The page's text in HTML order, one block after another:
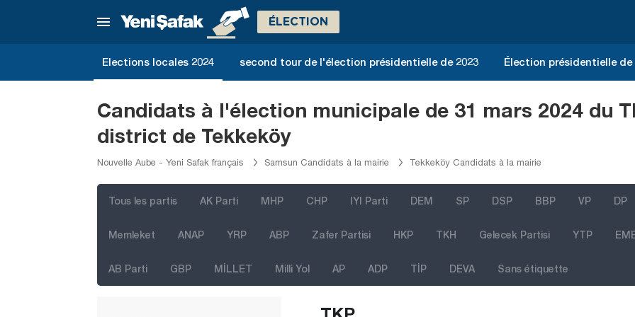
ÉLECTION
Elections locales 2024 second tour de l'élection présidentielle de 2023 Élection présidentielle de
Candidats à l'élection municipale de 31 mars 2024 du
district de Tekkeköy
Nouvelle Aube - Yeni Safak français Samsun Candidats à la mairie Tekkeköy Candidats à la mairie
Tous les partis AK Parti MHP CHP IYI Parti DEM SP DSP BBP VP DP
Memleket ANAP YRP ABP Zafer Partisi HKP TKH Gelecek Partisi YTP
AB Parti GBP MİLLET Milli Yol AP ADP TİP DEVA Sans étiquette
Malatya
Niğde
Rize